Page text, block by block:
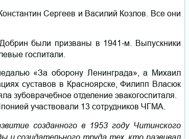
Сергеев и Василий Козлов. Все они
были призваны в 1941‑м. Выпускники
госпитали.
«За оборону Ленинграда», а Михаил
суставов в Красноярске, Филипп Власюк
зубоврачебное отделение эвакогоспиталя.
участвовали 13 сотрудников ЧГМА.
созданного в 1953 году Читинского
и созидательного труда тех, кто развивал